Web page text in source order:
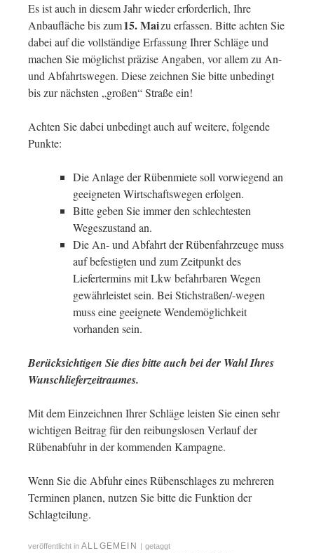
Es ist auch in diesem Jahr wieder erforderlich, Ihre
Anbaufläche bis zum15. Maizu erfassen. Bitte achten Sie
dabei auf die vollständige Erfassung Ihrer Schläge und
machen Sie möglichst präzise Angaben, vor allem zu An-
und Abfahrtswegen. Diese zeichnen Sie bitte unbedingt
bis zur nächsten „großen“ Straße ein!
Achten Sie dabei unbedingt auch auf weitere, folgende
Punkte:
Die Anlage der Rübenmiete soll vorwiegend an
geeigneten Wirtschaftswegen erfolgen.
Bitte geben Sie immer den schlechtesten
Wegeszustand an.
Die An- und Abfahrt der Rübenfahrzeuge muss
auf befestigten und zum Zeitpunkt des
Liefertermins mit Lkw befahrbaren Wegen
gewährleistet sein. Bei Stichstraßen/-wegen
muss eine geeignete Wendemöglichkeit
vorhanden sein.
Berücksichtigen Sie dies bitte auch bei der Wahl Ihres
Wunschlieferzeitraumes.
Mit dem Einzeichnen Ihrer Schläge leisten Sie einen sehr
wichtigen Beitrag für den reibungslosen Verlauf der
Rübenabfuhr in der kommenden Kampagne.
Wenn Sie die Abfuhr eines Rübenschlages zu mehreren
Terminen planen, nutzen Sie bitte die Funktion der
Schlagteilung.
veröffentlicht in ALLGEMEIN getaggt